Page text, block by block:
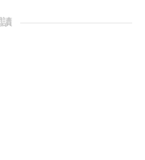
讀